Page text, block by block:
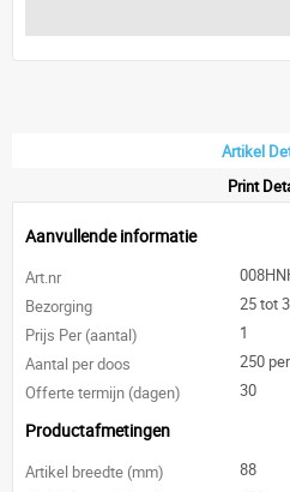
Artikel
Print
Aanvullende informatie
Art.nr
Bezorging
25 tot
Prijs Per (aantal)
1
Aantal per doos
250
Offerte termijn (dagen)
30
Productafmetingen
Artikel breedte (mm)
88